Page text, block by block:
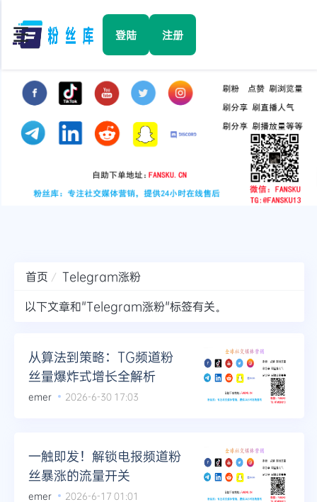
☰ 登陆 注册
Facebook
TikTok
YouTube
Telegram
更多
首页
Telegram涨粉
以下文章和"Telegram涨粉"标签有关。
从算法到策略：TG频道粉
丝量爆炸式增长全解析
emer 2026-6-30 17:03
一触即发！解锁电报频道粉
丝暴涨的流量开关
emer 2026-6-17 01:01